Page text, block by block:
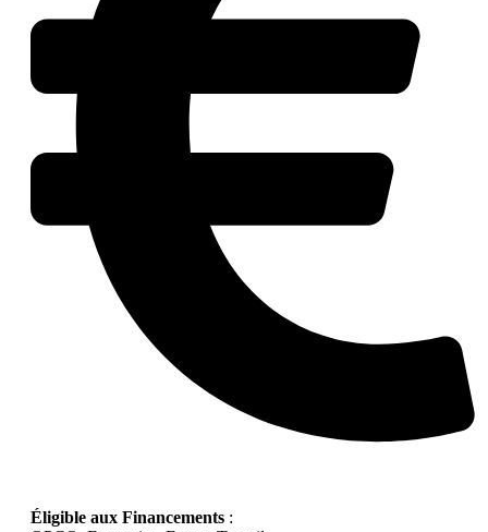
Éligible aux Financements :